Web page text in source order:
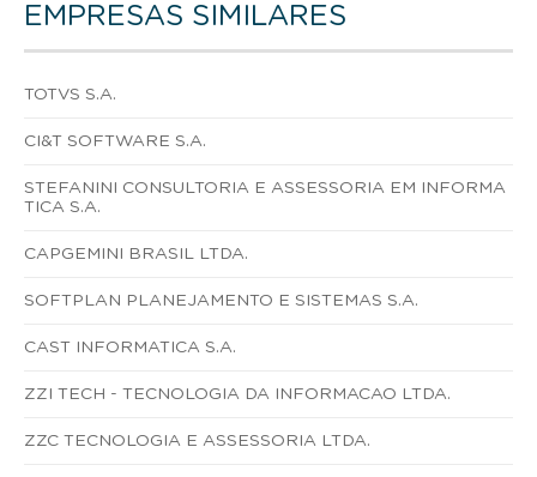
EMPRESAS SIMILARES
TOTVS S.A.
CI&T SOFTWARE S.A.
STEFANINI CONSULTORIA E ASSESSORIA EM INFORMA
TICA S.A.
CAPGEMINI BRASIL LTDA.
SOFTPLAN PLANEJAMENTO E SISTEMAS S.A.
CAST INFORMATICA S.A.
ZZI TECH - TECNOLOGIA DA INFORMACAO LTDA.
ZZC TECNOLOGIA E ASSESSORIA LTDA.